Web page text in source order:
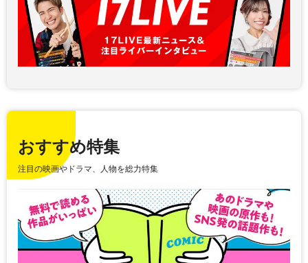
おすすめ特集
注目の映画やドラマ、人物を総力特集